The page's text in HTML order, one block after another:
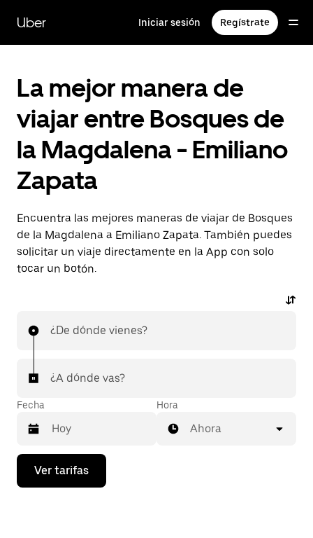
contenido
principal
Uber Iniciar sesión Regístrate
La mejor manera de
viajar entre Bosques de
la Magdalena - Emiliano
Zapata
Encuentra las mejores maneras de viajar de Bosques
de la Magdalena a Emiliano Zapata. También puedes
solicitar un viaje directamente en la App con solo
tocar un botón.
¿De dónde vienes?
¿A dónde vas?
Fecha
Presiona
flecha
Hora
Ahora
Ver tarifas